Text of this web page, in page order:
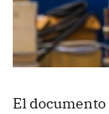
El documento